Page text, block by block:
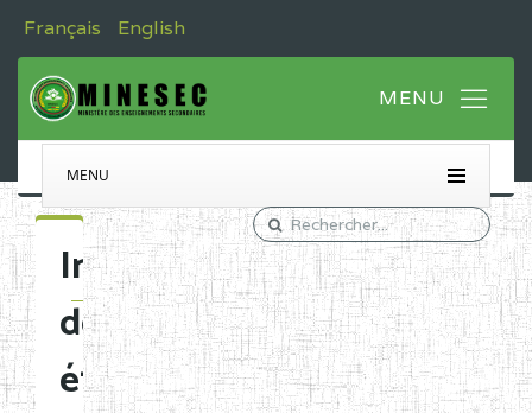
Français English
MENU
Immatriculation
des
établissements